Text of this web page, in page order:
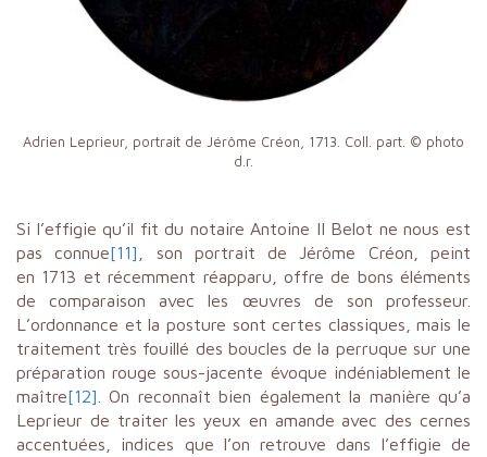
Adrien Leprieur, portrait de Jérôme Créon, 1713. Coll. part. © photo
d.r.
Si l’effigie qu’il fit du notaire Antoine II Belot ne nous est
pas connue[11]
, son portrait de Jérôme Créon, peint
en 1713 et récemment réapparu, offre de bons éléments
de comparaison avec les œuvres de son professeur.
L’ordonnance et la posture sont certes classiques, mais le
traitement très fouillé des boucles de la perruque sur une
préparation rouge sous-jacente évoque indéniablement le
maître[12]
. On reconnaît bien également la manière qu’a
Leprieur de traiter les yeux en amande avec des cernes
accentuées, indices que l’on retrouve dans l’effigie de